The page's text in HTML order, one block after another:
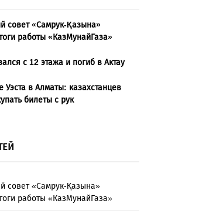
совет «Самрук-Қазына»
работы «КазМунайГаза»
с 12 этажа и погиб в Актау
Уэста в Алматы: казахстанцев
билеты с рук
совет «Самрук-Қазына»
работы «КазМунайГаза»